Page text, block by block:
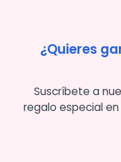
¿Quieres
Suscríbete a
regalo especial